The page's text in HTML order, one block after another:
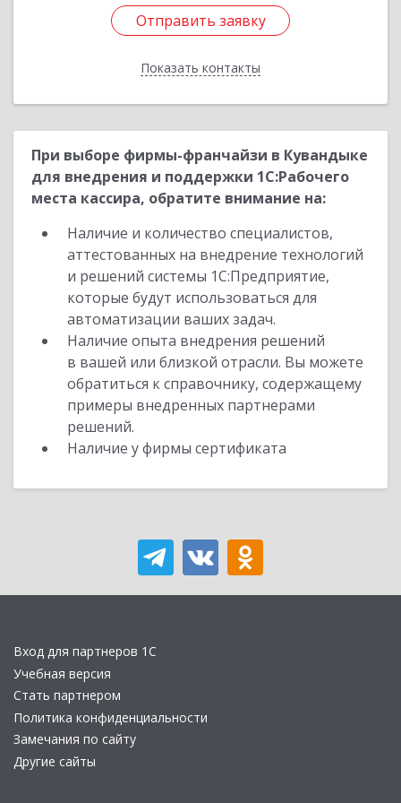
Отправить заявку
Показать контакты
Отправить заявку
Назад
При выборе фирмы-франчайзи в Кувандыке
для внедрения и поддержки 1С:Рабочего
места кассира, обратите внимание на:
Наличие и количество специалистов,
аттестованных на внедрение технологий
и решений системы 1С:Предприятие,
которые будут использоваться для
автоматизации ваших задач.
Наличие опыта внедрения решений
в вашей или близкой отрасли. Вы можете
обратиться к справочнику, содержащему
примеры внедренных партнерами
решений.
Наличие у фирмы сертификата
Вход для партнеров 1С
Учебная версия
Стать партнером
Политика конфиденциальности
Замечания по сайту
Другие сайты